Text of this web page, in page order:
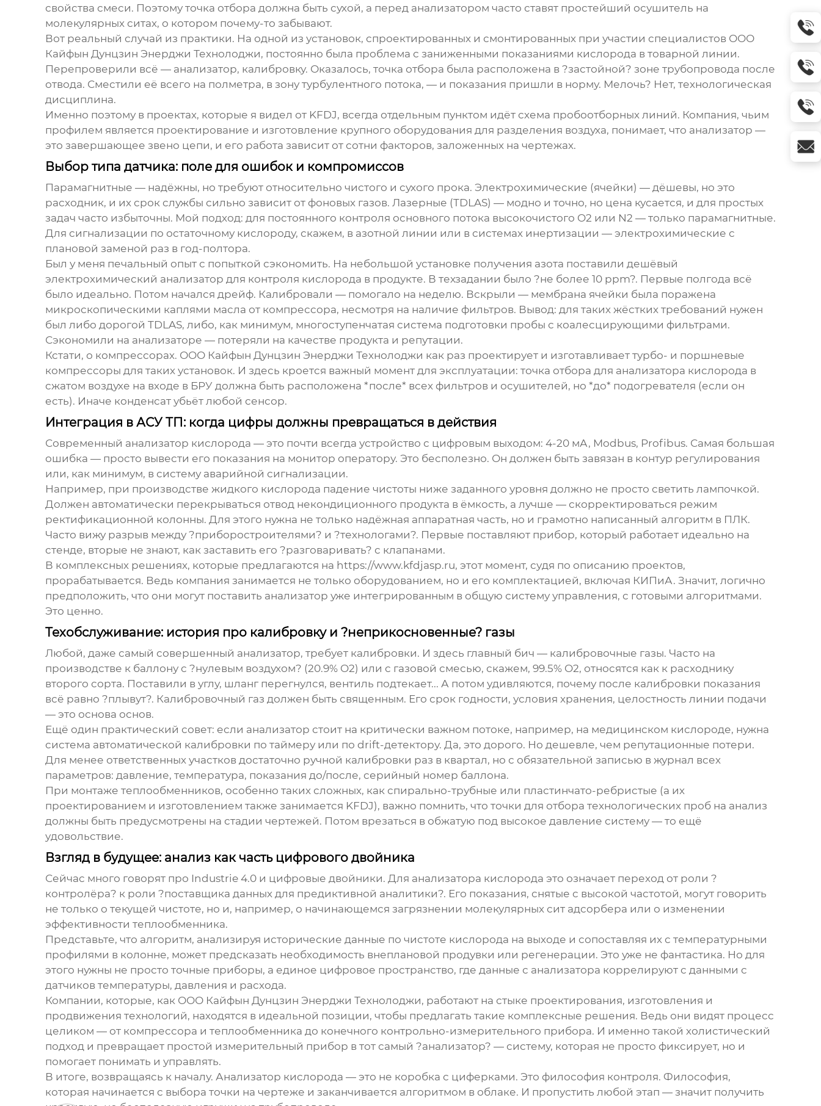
свойства смеси. Поэтому точка отбора должна быть сухой, а перед анализатором часто ставят простейший осушитель на
молекулярных ситах, о котором почему-то забывают.
Вот реальный случай из практики. На одной из установок, спроектированных и смонтированных при участии специалистов ООО
Кайфын Дунцзин Энерджи Технолоджи, постоянно была проблема с заниженными показаниями кислорода в товарной линии.
Перепроверили всё — анализатор, калибровку. Оказалось, точка отбора была расположена в ?застойной? зоне трубопровода после
отвода. Сместили её всего на полметра, в зону турбулентного потока, — и показания пришли в норму. Мелочь? Нет, технологическая
дисциплина.
Именно поэтому в проектах, которые я видел от KFDJ, всегда отдельным пунктом идёт схема пробоотборных линий. Компания, чьим
профилем является проектирование и изготовление крупного оборудования для разделения воздуха, понимает, что анализатор —
это завершающее звено цепи, и его работа зависит от сотни факторов, заложенных на чертежах.
Выбор типа датчика: поле для ошибок и компромиссов
Парамагнитные — надёжны, но требуют относительно чистого и сухого прока. Электрохимические (ячейки) — дёшевы, но это
расходник, и их срок службы сильно зависит от фоновых газов. Лазерные (TDLAS) — модно и точно, но цена кусается, и для простых
задач часто избыточны. Мой подход: для постоянного контроля основного потока высокочистого O2 или N2 — только парамагнитные.
Для сигнализации по остаточному кислороду, скажем, в азотной линии или в системах инертизации — электрохимические с
плановой заменой раз в год-полтора.
Был у меня печальный опыт с попыткой сэкономить. На небольшой установке получения азота поставили дешёвый
электрохимический анализатор для контроля кислорода в продукте. В техзадании было ?не более 10 ppm?. Первые полгода всё
было идеально. Потом начался дрейф. Калибровали — помогало на неделю. Вскрыли — мембрана ячейки была поражена
микроскопическими каплями масла от компрессора, несмотря на наличие фильтров. Вывод: для таких жёстких требований нужен
был либо дорогой TDLAS, либо, как минимум, многоступенчатая система подготовки пробы с коалесцирующими фильтрами.
Сэкономили на анализаторе — потеряли на качестве продукта и репутации.
Кстати, о компрессорах. ООО Кайфын Дунцзин Энерджи Технолоджи как раз проектирует и изготавливает турбо- и поршневые
компрессоры для таких установок. И здесь кроется важный момент для эксплуатации: точка отбора для анализатора кислорода в
сжатом воздухе на входе в БРУ должна быть расположена *после* всех фильтров и осушителей, но *до* подогревателя (если он
есть). Иначе конденсат убьёт любой сенсор.
Интеграция в АСУ ТП: когда цифры должны превращаться в действия
Современный анализатор кислорода — это почти всегда устройство с цифровым выходом: 4-20 мА, Modbus, Profibus. Самая большая
ошибка — просто вывести его показания на монитор оператору. Это бесполезно. Он должен быть завязан в контур регулирования
или, как минимум, в систему аварийной сигнализации.
Например, при производстве жидкого кислорода падение чистоты ниже заданного уровня должно не просто светить лампочкой.
Должен автоматически перекрываться отвод некондиционного продукта в ёмкость, а лучше — скорректироваться режим
ректификационной колонны. Для этого нужна не только надёжная аппаратная часть, но и грамотно написанный алгоритм в ПЛК.
Часто вижу разрыв между ?приборостроителями? и ?технологами?. Первые поставляют прибор, который работает идеально на
стенде, вторые не знают, как заставить его ?разговаривать? с клапанами.
В комплексных решениях, которые предлагаются на https://www.kfdjasp.ru, этот момент, судя по описанию проектов,
прорабатывается. Ведь компания занимается не только оборудованием, но и его комплектацией, включая КИПиА. Значит, логично
предположить, что они могут поставить анализатор уже интегрированным в общую систему управления, с готовыми алгоритмами.
Это ценно.
Техобслуживание: история про калибровку и ?неприкосновенные? газы
Любой, даже самый совершенный анализатор, требует калибровки. И здесь главный бич — калибровочные газы. Часто на
производстве к баллону с ?нулевым воздухом? (20.9% O2) или с газовой смесью, скажем, 99.5% O2, относятся как к расходнику
второго сорта. Поставили в углу, шланг перегнулся, вентиль подтекает... А потом удивляются, почему после калибровки показания
всё равно ?плывут?. Калибровочный газ должен быть священным. Его срок годности, условия хранения, целостность линии подачи
— это основа основ.
Ещё один практический совет: если анализатор стоит на критически важном потоке, например, на медицинском кислороде, нужна
система автоматической калибровки по таймеру или по drift-детектору. Да, это дорого. Но дешевле, чем репутационные потери.
Для менее ответственных участков достаточно ручной калибровки раз в квартал, но с обязательной записью в журнал всех
параметров: давление, температура, показания до/после, серийный номер баллона.
При монтаже теплообменников, особенно таких сложных, как спирально-трубные или пластинчато-ребристые (а их
проектированием и изготовлением также занимается KFDJ), важно помнить, что точки для отбора технологических проб на анализ
должны быть предусмотрены на стадии чертежей. Потом врезаться в обжатую под высокое давление систему — то ещё
удовольствие.
Взгляд в будущее: анализ как часть цифрового двойника
Сейчас много говорят про Industrie 4.0 и цифровые двойники. Для анализатора кислорода это означает переход от роли ?
контролёра? к роли ?поставщика данных для предиктивной аналитики?. Его показания, снятые с высокой частотой, могут говорить
не только о текущей чистоте, но и, например, о начинающемся загрязнении молекулярных сит адсорбера или о изменении
эффективности теплообменника.
Представьте, что алгоритм, анализируя исторические данные по чистоте кислорода на выходе и сопоставляя их с температурными
профилями в колонне, может предсказать необходимость внеплановой продувки или регенерации. Это уже не фантастика. Но для
этого нужны не просто точные приборы, а единое цифровое пространство, где данные с анализатора коррелируют с данными с
датчиков температуры, давления и расхода.
Компании, которые, как ООО Кайфын Дунцзин Энерджи Технолоджи, работают на стыке проектирования, изготовления и
продвижения технологий, находятся в идеальной позиции, чтобы предлагать такие комплексные решения. Ведь они видят процесс
целиком — от компрессора и теплообменника до конечного контрольно-измерительного прибора. И именно такой холистический
подход и превращает простой измерительный прибор в тот самый ?анализатор? — систему, которая не просто фиксирует, но и
помогает понимать и управлять.
В итоге, возвращаясь к началу. Анализатор кислорода — это не коробка с циферками. Это философия контроля. Философия,
которая начинается с выбора точки на чертеже и заканчивается алгоритмом в облаке. И пропустить любой этап — значит получить